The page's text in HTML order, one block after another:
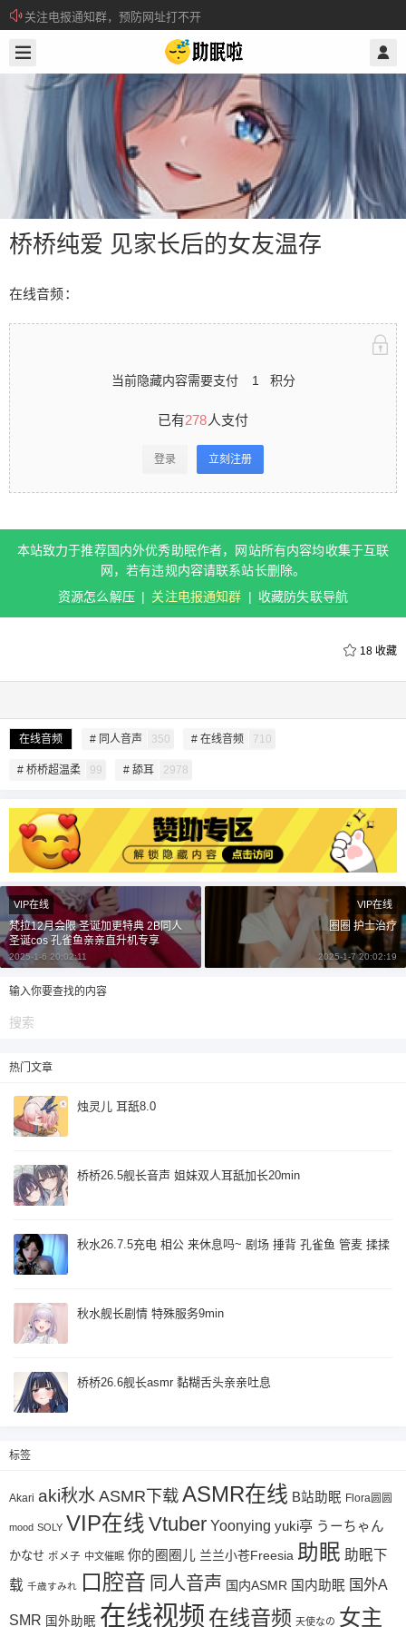
关注电报通知群，预防网址打不开
所有注册用户记得每日来签到领取积分。
桥桥纯爱 见家长后的女友温存
在线音频：
当前隐藏内容需要支付 1 积分
已有278人支付
登录 立刻注册
本站致力于推荐国内外优秀助眠作者，网站所有内容均收集于互联
网，若有违规内容请联系站长删除。
资源怎么解压 | 关注电报通知群 | 收藏防失联导航
18 收藏
在线音频 # 同人音声 350 # 在线音频 710
# 桥桥超温柔 99 # 舔耳 2978
@ 助眠啦
人支付 登录立刻注册 本站致力于推荐国内外优秀助
眠作者，网站所有内容均收集于互联网，若有违规
内容请联系站长删除。 资源怎么解压 | 关注电报通
扫描二维码继续阅读
元
20 元 50 元 自定义
¥
VIP在线
梵拉12月会限 圣诞加更特典 2B同人
圣诞cos 孔雀鱼亲亲直升机专享
2025-1-6 20:02:11
VIP在线
圈圈 护士治疗
2025-1-7 20:02:19
输入你要查找的内容
热门文章
烛灵儿 耳舐8.0
桥桥26.5舰长音声 姐妹双人耳舐加长20min
秋水26.7.5充电 相公 来休息吗~ 剧场 捶背 孔雀鱼 管麦 揉揉
秋水舰长剧情 特殊服务9min
桥桥26.6舰长asmr 黏糊舌头亲亲吐息
标签
Akari aki秋水ASMR下载ASMR在线 B站助眠 Flora圆圆
mood SOLY VIP在线 Vtuber Yoonying yuki亭 うーちゃん
かなせ ポメ子 中文催眠 你的圈圈儿 兰兰小苍Freesia 助眠 助眠下
载 千歳すみれ 口腔音 同人音声 国内ASMR 国内助眠 国外A
SMR 国外助眠 在线视频 在线音频 天使なの 女主
您没有权限发布内容，请购买会员或者提升权
限。
6位以上
6位以上